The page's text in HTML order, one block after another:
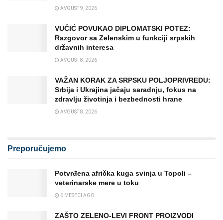
AVGUST 9, 2026
VUČIĆ POVUKAO DIPLOMATSKI POTEZ:
Razgovor sa Zelenskim u funkciji srpskih
državnih interesa
AVGUST 8, 2026
VAŽAN KORAK ZA SRPSKU POLJOPRIVREDU:
Srbija i Ukrajina jačaju saradnju, fokus na
zdravlju životinja i bezbednosti hrane
AVGUST 8, 2026
Preporučujemo
Potvrđena afrička kuga svinja u Topoli –
veterinarske mere u toku
6 MESECI AGO
ZAŠTO ZELENO‑LEVI FRONT PROIZVODI